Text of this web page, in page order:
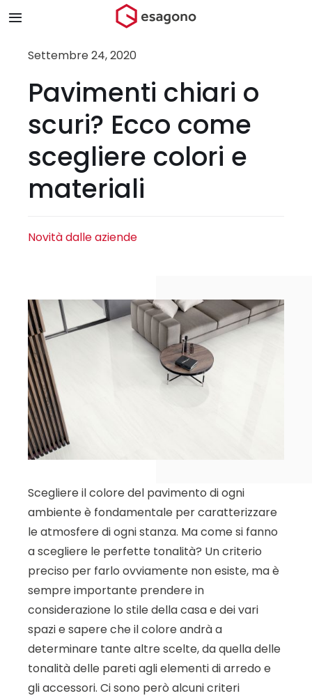
contenuto
Toggle
Navigation
Chi siamo
Store
Settembre 24, 2020
Pavimenti chiari o
scuri? Ecco come
scegliere colori e
materiali
Novità dalle aziende
Scegliere il colore del pavimento di ogni
ambiente è fondamentale per caratterizzare
le atmosfere di ogni stanza. Ma come si fanno
a scegliere le perfette tonalità? Un criterio
preciso per farlo ovviamente non esiste, ma è
sempre importante prendere in
considerazione lo stile della casa e dei vari
spazi e sapere che il colore andrà a
determinare tante altre scelte, da quella delle
tonalità delle pareti agli elementi di arredo e
gli accessori. Ci sono però alcuni criteri